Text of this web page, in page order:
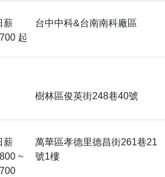
薪
起
台中中科&台南南科廠區
樹林區俊英街248巷40號
薪
~
萬華區孝德里德昌街261巷21
號1樓